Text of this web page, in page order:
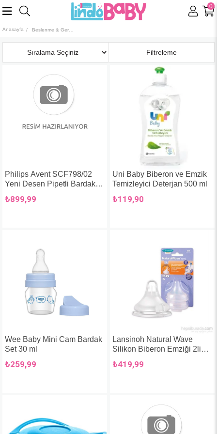
0
Anasayfa
Filtreleme
Sıralama
Philips Avent SCF798/02
Yeni Desen Pipetli Bardak
₺899,99
Uni Baby Biberon ve Emzik
Temizleyici Deterjan 500 ml
₺119,90
Wee Baby Mini Cam Bardak
Set 30 ml
₺259,99
Lansinoh Natural Wave
Silikon Biberon Emziği 2li
₺419,99